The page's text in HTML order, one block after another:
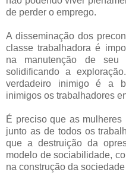
de perder o emprego.
A disseminação dos
classe trabalhadora é
na manutenção de
solidificando a
verdadeiro inimigo é a
inimigos os trabalhadores
É preciso que as
junto as de todos os
que a destruição da
modelo de sociabilidade,
na construção da